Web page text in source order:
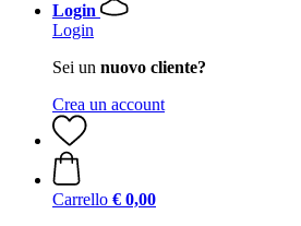
Login
Login
Sei un nuovo cliente?
Crea un account
Carrello € 0,00